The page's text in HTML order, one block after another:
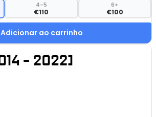
4–5
€110
6+
€100
Adicionar ao carrinho